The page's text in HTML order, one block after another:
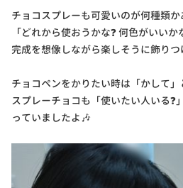
チョコスプレーも可愛いのが何種類か
「どれから使おうかな❓ 何色がいいか
完成を想像しながら楽しそうに飾り
チョコペンをかりたい時は「かして」
スプレーチョコも「使いたい人いる
っていましたよ🎶